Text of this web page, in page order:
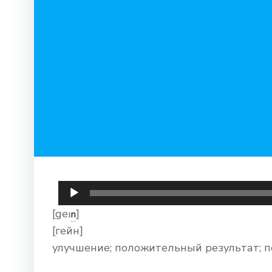
Аудиоплеер
[geɪn]
[гейн]
улучшение; положительный результат;